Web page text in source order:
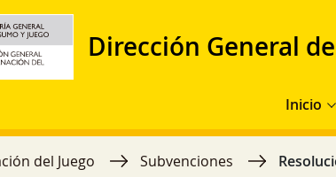
Dirección General
Inicio
del Juego Subvenciones